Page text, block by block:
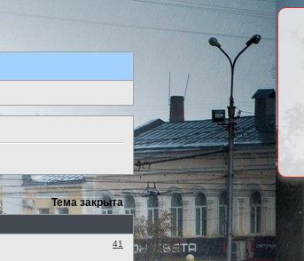
Тема закрыта
41